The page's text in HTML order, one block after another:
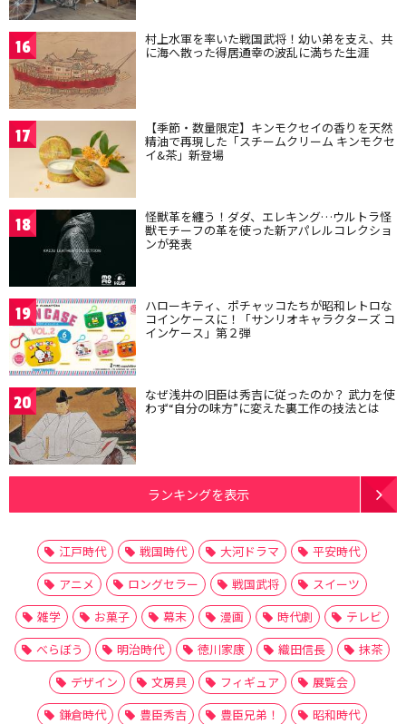
16 村上水軍を率いた戦国武将！幼い弟を支え、共
に海へ散った得居通幸の波乱に満ちた生涯
17 【季節・数量限定】キンモクセイの香りを天然
精油で再現した「スチームクリーム キンモクセ
イ&茶」新登場
18 怪獣革を纏う！ダダ、エレキング…ウルトラ怪
獣モチーフの革を使った新アパレルコレクショ
ンが発表
19 ハローキティ、ポチャッコたちが昭和レトロな
コインケースに！「サンリオキャラクターズ コ
インケース」第２弾
20 なぜ浅井の旧臣は秀吉に従ったのか？ 武力を使
わず“自分の味方”に変えた裏工作の技法とは
ランキングを表示
江戸時代 戦国時代 大河ドラマ
平安時代
アニメ
ロングセラー 戦国武将
スイーツ
雑学
お菓子 幕末 漫画 時代劇
テレビ
べらぼう
明治時代 徳川家康 織田信長
抹茶
デザイン
文房具 フィギュア
展覧会
鎌倉時代
豊臣秀吉 豊臣兄弟！
昭和時代